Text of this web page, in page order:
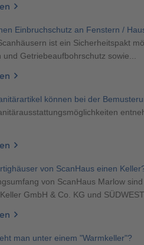
Einbruchschutz an Fenstern /
ist ein Sicherheitspakt
und Getriebeaufbohrschutz sowie...
können bei der
von ScanHaus einen
von ScanHaus Marlow
GmbH & Co. KG und
man unter einem "Warmkeller"?